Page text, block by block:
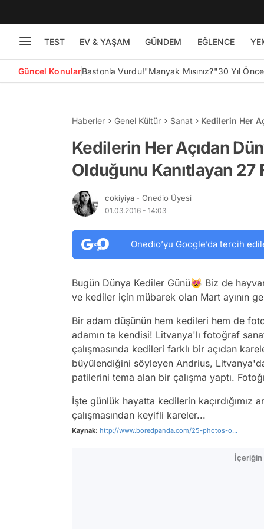
TEST EV & YAŞAM GÜNDEM EĞLENCE
Güncel KonularBastonla Vurdu!"Manyak Mısınız?"30 Yıl
Haberler Genel Kültür Sanat
Kedilerin Her
Kedilerin Her Açıdan
Olduğunu Kanıtlayan 27
cokiyiya - Onedio Üyesi
01.03.2016 - 14:03
Onedio’yu Google’da tercih
Bugün Dünya Kediler Günü😻 Biz de
ve kediler için mübarek olan Mart ayının
Bir adam düşünün hem kedileri hem de
adamın ta kendisi! Litvanya'lı fotoğraf
çalışmasında kedileri farklı bir açıdan
büyülendiğini söyleyen Andrius,
patilerini tema alan bir çalışma yaptı.
İşte günlük hayatta kedilerin kaçırdığımız
çalışmasından keyifli kareler...
Kaynak: http://www.boredpanda.com/25-photos-o...
İçeriğin